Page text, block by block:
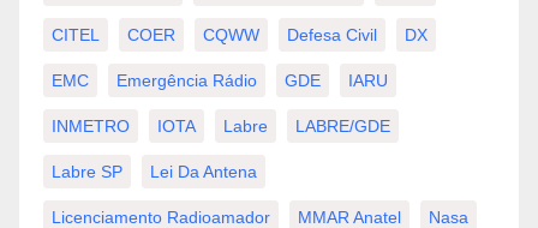
CITEL COER CQWW Defesa Civil DX
EMC Emergência Rádio GDE IARU
INMETRO IOTA Labre LABRE/GDE
Labre SP Lei Da Antena
Licenciamento Radioamador MMAR Anatel Nasa